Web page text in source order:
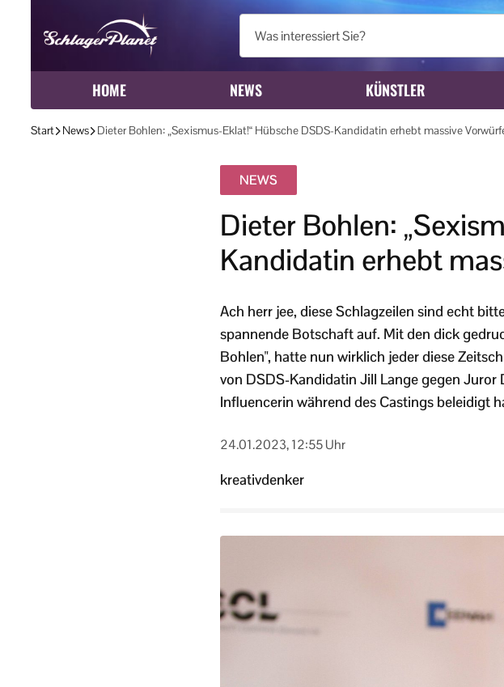
HOME NEWS KÜNSTLER
Start News Dieter Bohlen: „Sexismus-Eklat!“ Hübsche DSDS-Kandidatin erhebt massive
NEWS
Dieter Bohlen:
Kandidatin erhebt
Ach herr jee, diese Schlagzeilen sind echt
spannende Botschaft auf. Mit den dick
Bohlen", hatte nun wirklich jeder diese
von DSDS-Kandidatin Jill Lange gegen
Influencerin während des Castings beleidigt
24.01.2023, 12:55 Uhr
kreativdenker